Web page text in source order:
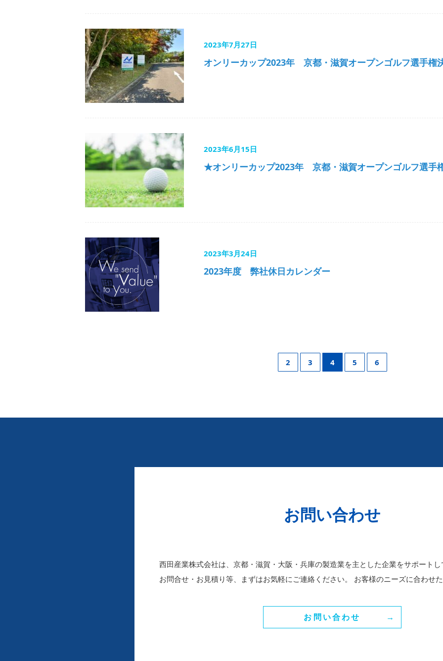
2023年7月27日
オンリーカップ2023年 京都・滋賀オープンゴルフ選手権
2023年6月15日
★オンリーカップ2023年 京都・滋賀オープンゴルフ選手
2023年3月24日
2023年度 弊社休日カレンダー
2 3 4 5 6
お問い合わせ
西田産業株式会社は、京都・滋賀・大阪・兵庫の製造業を主とした企業をサポートし
お問合せ・お見積り等、まずはお気軽にご連絡ください。 お客様のニーズに合わせた
お問い合わせ